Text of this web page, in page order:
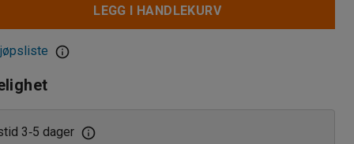
LEGG I HANDLEKURV
3‑5 dager